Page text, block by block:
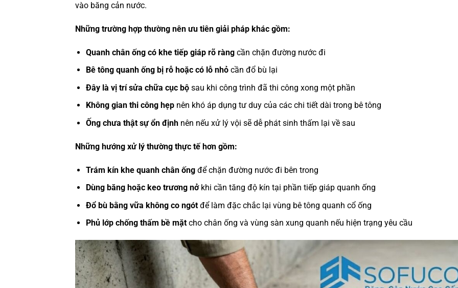
vào băng cản nước.
Những trường hợp thường nên ưu tiên giải pháp khác gồm:
Quanh chân ống có khe tiếp giáp rõ ràngcần chặn đường nước đi
Bê tông quanh ống bị rỗ hoặc có lỗ nhỏcần đổ bù lại
Đây là vị trí sửa chữa cục bộsau khi công trình đã thi công xong một phần
Không gian thi công hẹpnên khó áp dụng tư duy của các chi tiết dài trong bê tông
Ống chưa thật sự ổn địnhnên nếu xử lý vội sẽ dễ phát sinh thấm lại về sau
Những hướng xử lý thường thực tế hơn gồm:
Trám kín khe quanh chân ốngđể chặn đường nước đi bên trong
Dùng băng hoặc keo trương nởkhi cần tăng độ kín tại phần tiếp giáp quanh ống
Đổ bù bằng vữa không co ngótđể làm đặc chắc lại vùng bê tông quanh cổ ống
Phủ lớp chống thấm bề mặtcho chân ống và vùng sàn xung quanh nếu hiện trạng yêu cầu